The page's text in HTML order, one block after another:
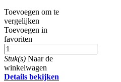
Toevoegen om te
vergelijken
Toevoegen in
favoriten
Stuk(s) Naar de
winkelwagen
Details bekijken